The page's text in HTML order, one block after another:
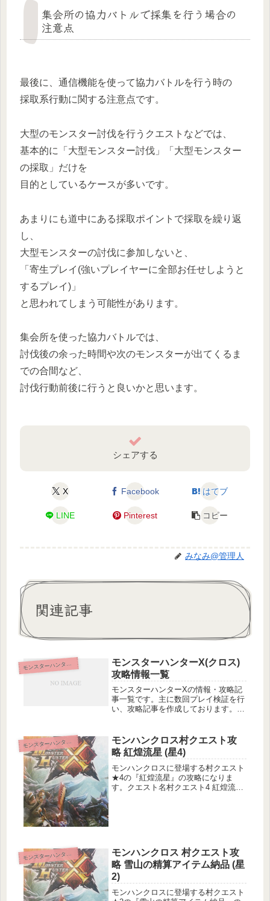
集会所の協力バトルで採集を行う場合の
注意点
最後に、通信機能を使って協力バトルを行う時の
採取系行動に関する注意点です。
大型のモンスター討伐を行うクエストなどでは、
基本的に「大型モンスター討伐」「大型モンスター
の採取」だけを
目的としているケースが多いです。
あまりにも道中にある採取ポイントで採取を繰り返
し、
大型モンスターの討伐に参加しないと、
「寄生プレイ(強いプレイヤーに全部お任せしようと
するプレイ)」
と思われてしまう可能性があります。
集会所を使った協力バトルでは、
討伐後の余った時間や次のモンスターが出てくるま
での合間など、
討伐行動前後に行うと良いかと思います。
シェアする
X Facebook はてブ
LINE Pinterest コピー
みなみ@管理人
関連記事
モ ンスターハンタークロス
モンスターハンターX(クロス)
攻略情報一覧
モンスターハンターXの情報・攻略記
事一覧です。主に数回プレイ検証を行
い、攻略記事を作成しております。移
ご連絡下さい。(良い攻略情報などは
検証の後、記事へ反映していきます)
ア...
モ ンスターハンタークロス
モンハンクロス村クエスト攻
略 紅煌流星 (星4)
モンハンクロスに登場する村クエスト
★4の『紅煌流星』の攻略になりま
す。クエスト名村クエスト4 紅煌流星
モ ンスターハンタークロス
モンハンクロス 村クエスト攻
略 雪山の精算アイテム納品 (星
2)
モンハンクロスに登場する村クエスト